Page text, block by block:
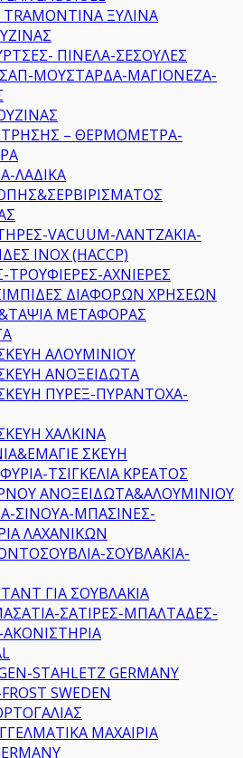
TRAMONTINA ΞΥΛΙΝΑ
ΠΙΝΕΛΑ-ΣΕΣΟΥΛΕΣ
ΜΟΥΣΤΑΡΔΑ-ΜΑΓΙΟΝΕΖΑ-
– ΘΕΡΜΟΜΕΤΡΑ-
ΛΑΔΙΚΑ
VACUUM-ΛΑΝΤΖΑΚΙΑ-
ΙΝΟΧ (HACCP)
ΤΡΟΥΦΙΕΡΕΣ-ΑΧΝΙΕΡΕΣ
ΔΙΑΦΟΡΩΝ ΧΡΗΣΕΩΝ
ΜΕΤΑΦΟΡΑΣ
ΑΛΟΥΜΙΝΙΟΥ
ΑΝΟΞΕΙΔΩΤΑ
ΠΥΡΕΞ-ΠΥΡΑΝΤΟΧΑ-
ΧΑΛΚΙΝΑ
ΣΚΕΥΗ
ΤΣΙΓΚΕΛΙΑ ΚΡΕΑΤΟΣ
ΑΝΟΞΕΙΔΩΤΑ&ΑΛΟΥΜΙΝΙΟΥ
ΣΙΝΟΥΑ-ΜΠΑΣΙΝΕΣ-
ΛΑΧΑΝΙΚΩΝ
ΣΟΥΒΛΑΚΙΑ-
ΓΙΑ ΣΟΥΒΛΑΚΙΑ
ΣΑΤΙΡΕΣ-ΜΠΑΛΤΑΔΕΣ-
STAHLETZ GERMANY
SWEDEN
ΜΑΧΑΙΡΙΑ